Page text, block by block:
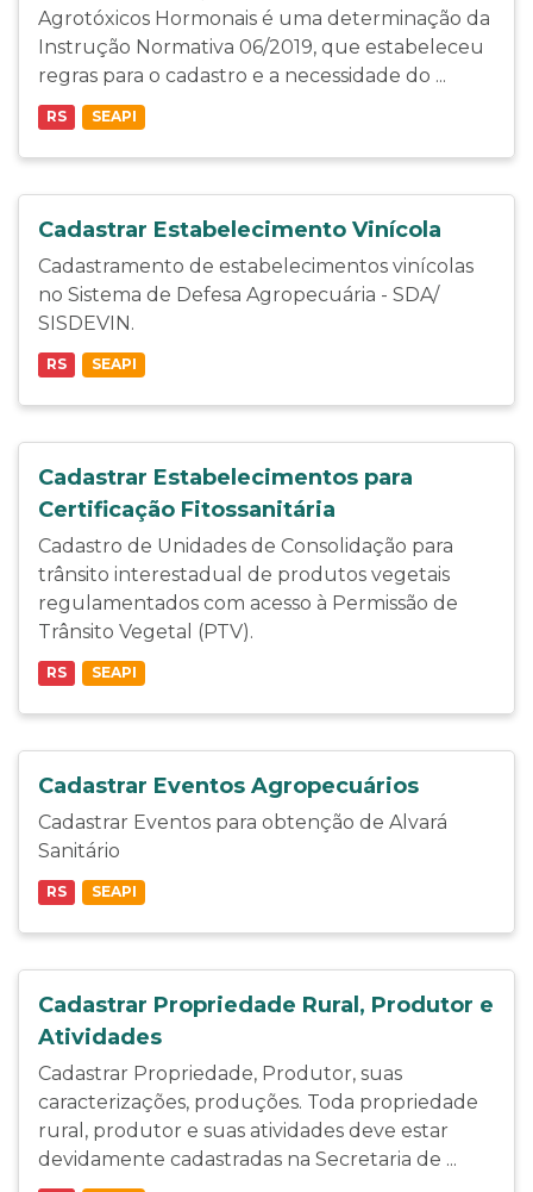
Agrotóxicos Hormonais é uma determinação da
Instrução Normativa 06/2019, que estabeleceu
regras para o cadastro e a necessidade do ...
RS SEAPI
Cadastrar Estabelecimento Vinícola
Cadastramento de estabelecimentos vinícolas
no Sistema de Defesa Agropecuária - SDA/
SISDEVIN.
RS SEAPI
Cadastrar Estabelecimentos para
Certificação Fitossanitária
Cadastro de Unidades de Consolidação para
trânsito interestadual de produtos vegetais
regulamentados com acesso à Permissão de
Trânsito Vegetal (PTV).
RS SEAPI
Cadastrar Eventos Agropecuários
Cadastrar Eventos para obtenção de Alvará
Sanitário
RS SEAPI
Cadastrar Propriedade Rural, Produtor e
Atividades
Cadastrar Propriedade, Produtor, suas
caracterizações, produções. Toda propriedade
rural, produtor e suas atividades deve estar
devidamente cadastradas na Secretaria de ...